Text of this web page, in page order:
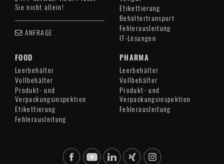
Sie nicht allein!
ANFRAGE
Etikettierung
Behältertransport
Fehlerausleitung
IT-Lösungen
FOOD
Leerbehälter
Vollbehälter
Produkt- und
Verpackungsinspektion
Etikettierung
Fehlerausleitung
PHARMA
Leerbehälter
Vollbehälter
Produkt- und
Verpackungsinspektion
Fehlerausleitung